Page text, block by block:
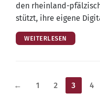
den rhein­land-
stützt, ihre eige­ne
WEITERLESEN
← 1 2 3 4